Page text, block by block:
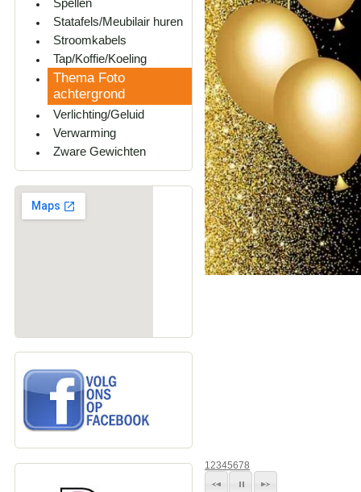
Spellen
Statafels/Meubilair huren
Stroomkabels
Tap/Koffie/Koeling
Thema Foto
achtergrond
Verlichting/Geluid
Verwarming
Zware Gewichten
12345678